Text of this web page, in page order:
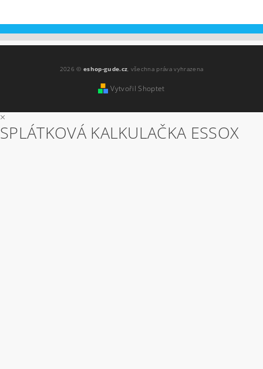
2026 ©eshop-gude.cz, všechna práva vyhrazena
Vytvořil Shoptet
×
SPLÁTKOVÁ KALKULAČKA ESSOX